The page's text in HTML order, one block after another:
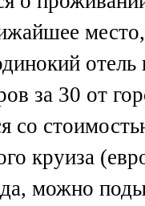
за 30 от
со
круиза
можно